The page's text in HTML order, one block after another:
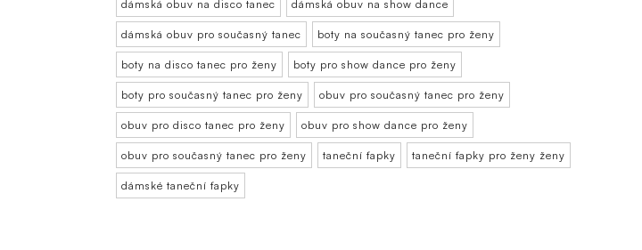
dámská obuv na disco tanec dámská obuv na show dance
dámská obuv pro současný tanec boty na současný tanec pro ženy
boty na disco tanec pro ženy boty pro show dance pro ženy
boty pro současný tanec pro ženy obuv pro současný tanec pro ženy
obuv pro disco tanec pro ženy obuv pro show dance pro ženy
obuv pro současný tanec pro ženy taneční ťapky taneční ťapky pro ženy ženy
dámské taneční ťapky